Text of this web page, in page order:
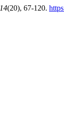
14(20), 67-120.